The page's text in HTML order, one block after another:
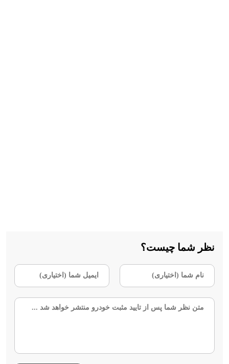
نظر شما چیست؟